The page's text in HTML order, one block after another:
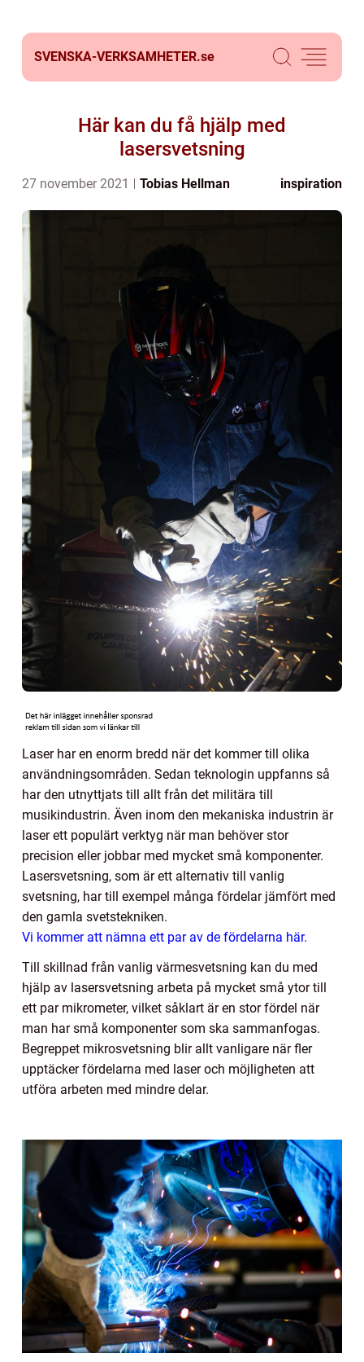
SVENSKA-VERKSAMHETER.se
Här kan du få hjälp med
lasersvetsning
27 november 2021 Tobias Hellman inspiration
Laser har en enorm bredd när det kommer till olika
användningsområden. Sedan teknologin uppfanns så
har den utnyttjats till allt från det militära till
musikindustrin. Även inom den mekaniska industrin är
laser ett populärt verktyg när man behöver stor
precision eller jobbar med mycket små komponenter.
Lasersvetsning, som är ett alternativ till vanlig
svetsning, har till exempel många fördelar jämfört med
den gamla svetstekniken.
Vi kommer att nämna ett par av de fördelarna här.
Till skillnad från vanlig värmesvetsning kan du med
hjälp av lasersvetsning arbeta på mycket små ytor till
ett par mikrometer, vilket såklart är en stor fördel när
man har små komponenter som ska sammanfogas.
Begreppet mikrosvetsning blir allt vanligare när fler
upptäcker fördelarna med laser och möjligheten att
utföra arbeten med mindre delar.